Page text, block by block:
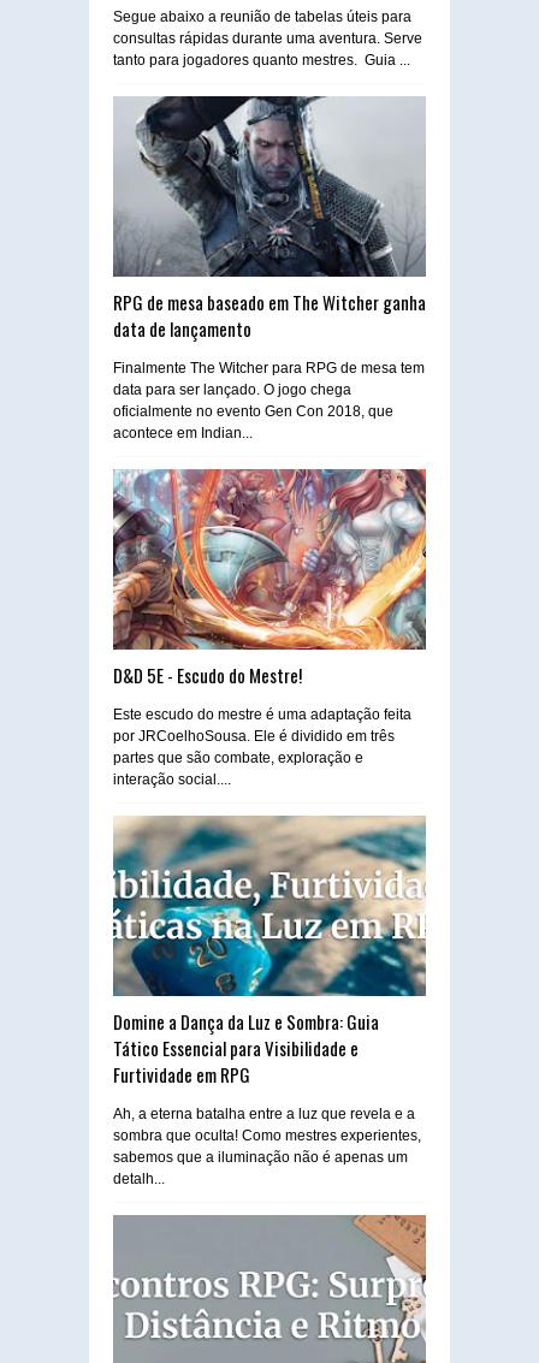
Segue abaixo a reunião de tabelas úteis para
consultas rápidas durante uma aventura. Serve
tanto para jogadores quanto mestres. Guia ...
RPG de mesa baseado em The Witcher ganha
data de lançamento
Finalmente The Witcher para RPG de mesa tem
data para ser lançado. O jogo chega
oficialmente no evento Gen Con 2018, que
acontece em Indian...
D&D 5E - Escudo do Mestre!
Este escudo do mestre é uma adaptação feita
por JRCoelhoSousa. Ele é dividido em três
partes que são combate, exploração e
interação social....
Domine a Dança da Luz e Sombra: Guia
Tático Essencial para Visibilidade e
Furtividade em RPG
Ah, a eterna batalha entre a luz que revela e a
sombra que oculta! Como mestres experientes,
sabemos que a iluminação não é apenas um
detalh...